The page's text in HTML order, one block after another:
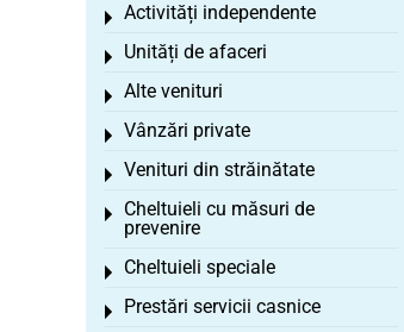
Activități independente
Toggle menu
Unități de afaceri
Toggle menu
Alte venituri
Toggle menu
Vânzări private
Toggle menu
Venituri din străinătate
Toggle menu
Cheltuieli cu măsuri de
prevenire
Toggle menu
Cheltuieli speciale
Toggle menu
Prestări servicii casnice
Toggle menu